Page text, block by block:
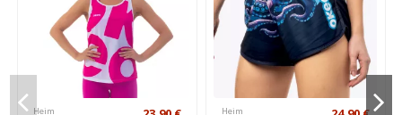
Heim Heim